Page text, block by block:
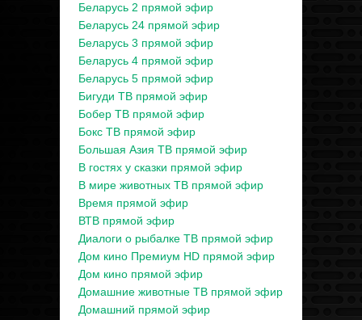
Беларусь 2 прямой эфир
Беларусь 24 прямой эфир
Беларусь 3 прямой эфир
Беларусь 4 прямой эфир
Беларусь 5 прямой эфир
Бигуди ТВ прямой эфир
Бобер ТВ прямой эфир
Бокс ТВ прямой эфир
Большая Азия ТВ прямой эфир
В гостях у сказки прямой эфир
В мире животных ТВ прямой эфир
Время прямой эфир
ВТВ прямой эфир
Диалоги о рыбалке ТВ прямой эфир
Дом кино Премиум HD прямой эфир
Дом кино прямой эфир
Домашние животные ТВ прямой эфир
Домашний прямой эфир